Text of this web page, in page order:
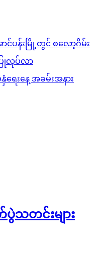
င်ပန်းမြို့တွင် စလော့ဂိမ်း
ြုလုပ်လာ
ေးနေ့ အခမ်းအနား
သတင်းများ